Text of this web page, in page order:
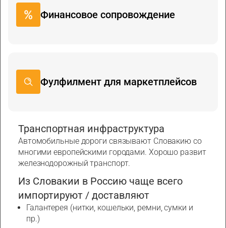
Финансовое сопровождение
Фулфилмент для маркетплейсов
Транспортная инфраструктура
Автомобильные дороги связывают Словакию со
многими европейскими городами. Хорошо развит
железнодорожный транспорт.
Из Словакии в Россию чаще всего
импортируют / доставляют
Галантерея (нитки, кошельки, ремни, сумки и
пр.)